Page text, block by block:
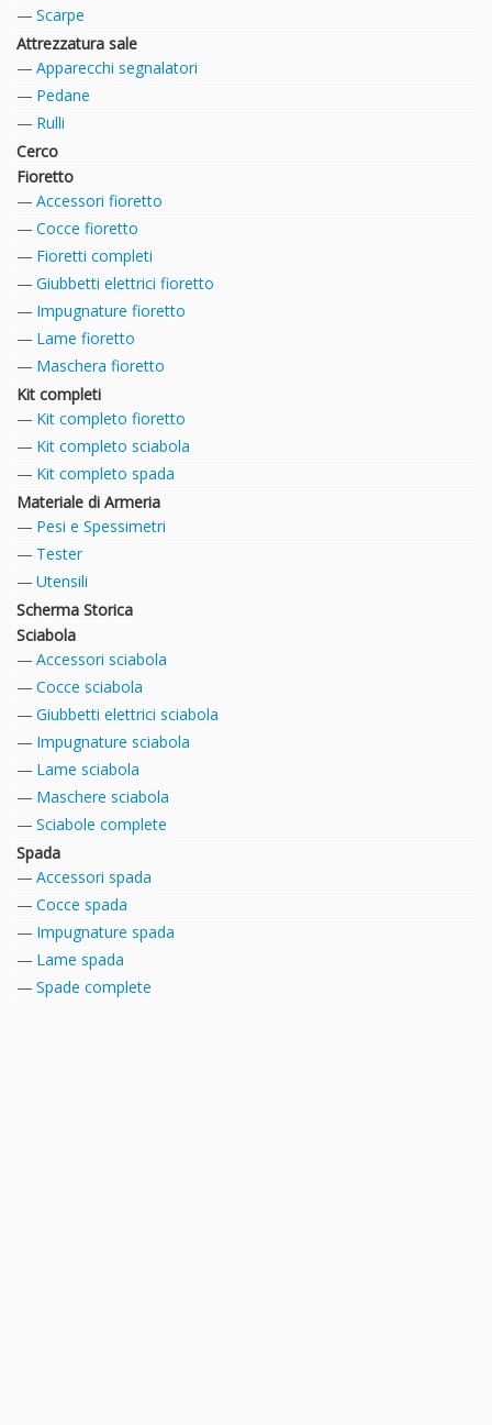
Scarpe
Attrezzatura sale
Apparecchi segnalatori
Pedane
Rulli
Cerco
Fioretto
Accessori fioretto
Cocce fioretto
Fioretti completi
Giubbetti elettrici fioretto
Impugnature fioretto
Lame fioretto
Maschera fioretto
Kit completi
Kit completo fioretto
Kit completo sciabola
Kit completo spada
Materiale di Armeria
Pesi e Spessimetri
Tester
Utensili
Scherma Storica
Sciabola
Accessori sciabola
Cocce sciabola
Giubbetti elettrici sciabola
Impugnature sciabola
Lame sciabola
Maschere sciabola
Sciabole complete
Spada
Accessori spada
Cocce spada
Impugnature spada
Lame spada
Spade complete